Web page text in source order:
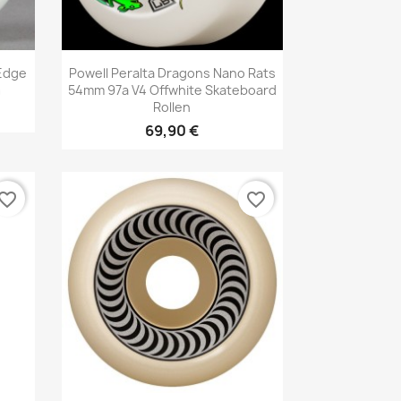
Vorschau
Powell Peralta Dragons Nano Rats
54mm 97a V4 Offwhite Skateboard
Rollen
69,90 €
favorite_border